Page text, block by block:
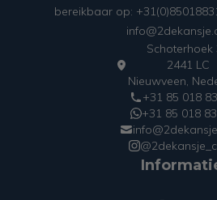
bereikbaar op:
Schoterhoek
2441 LC
Nieuwveen,
+31 85 018
+31 85 018